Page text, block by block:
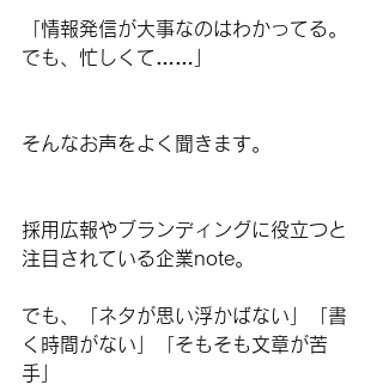
「情報発信が大事なのはわかってる。
でも、忙しくて……」
そんなお声をよく聞きます。
採用広報やブランディングに役立つと
注目されている企業note。
でも、「ネタが思い浮かばない」「書
く時間がない」「そもそも文章が苦
手」